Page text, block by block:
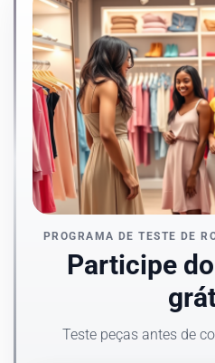
PROGRAMA DE TESTE DE
Participe
Teste peças antes de